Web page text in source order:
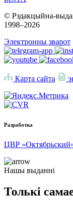
© Рэдакцыйна-
1998–2026
Электронны зварот
Карта сайта
Разработка
ЦВР
Нашы выданні
Толькі